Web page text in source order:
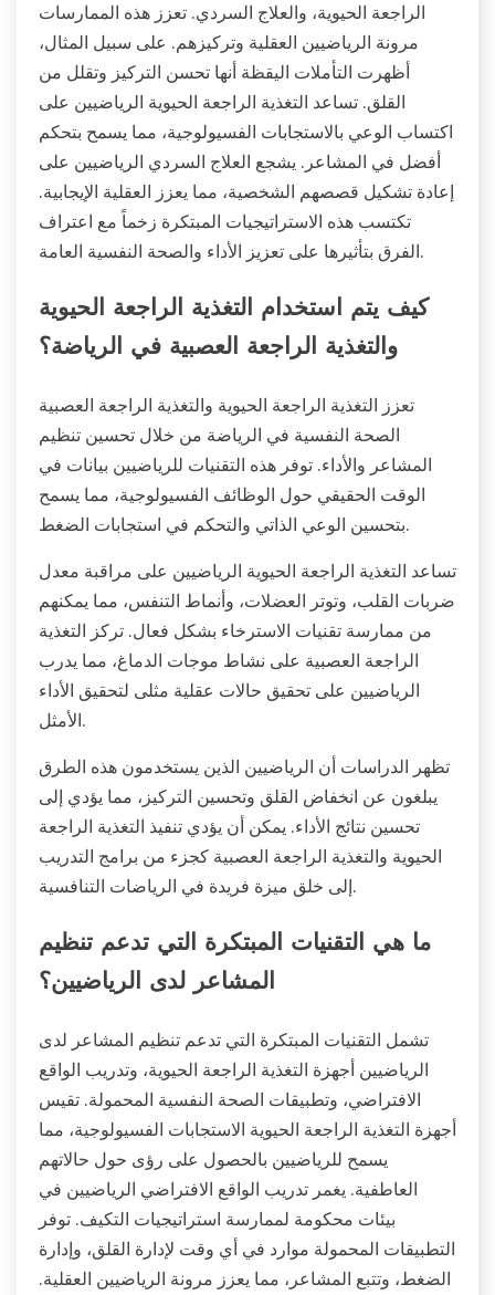
الراجعة الحيوية، والعلاج السردي. تعزز هذه الممارسات
مرونة الرياضيين العقلية وتركيزهم. على سبيل المثال،
أظهرت التأملات اليقظة أنها تحسن التركيز وتقلل من
القلق. تساعد التغذية الراجعة الحيوية الرياضيين على
اكتساب الوعي بالاستجابات الفسيولوجية، مما يسمح بتحكم
أفضل في المشاعر. يشجع العلاج السردي الرياضيين على
إعادة تشكيل قصصهم الشخصية، مما يعزز العقلية الإيجابية.
تكتسب هذه الاستراتيجيات المبتكرة زخماً مع اعتراف
الفرق بتأثيرها على تعزيز الأداء والصحة النفسية العامة.
كيف يتم استخدام التغذية الراجعة الحيوية
والتغذية الراجعة العصبية في الرياضة؟
تعزز التغذية الراجعة الحيوية والتغذية الراجعة العصبية
الصحة النفسية في الرياضة من خلال تحسين تنظيم
المشاعر والأداء. توفر هذه التقنيات للرياضيين بيانات في
الوقت الحقيقي حول الوظائف الفسيولوجية، مما يسمح
بتحسين الوعي الذاتي والتحكم في استجابات الضغط.
تساعد التغذية الراجعة الحيوية الرياضيين على مراقبة معدل
ضربات القلب، وتوتر العضلات، وأنماط التنفس، مما يمكنهم
من ممارسة تقنيات الاسترخاء بشكل فعال. تركز التغذية
الراجعة العصبية على نشاط موجات الدماغ، مما يدرب
الرياضيين على تحقيق حالات عقلية مثلى لتحقيق الأداء
الأمثل.
تظهر الدراسات أن الرياضيين الذين يستخدمون هذه الطرق
يبلغون عن انخفاض القلق وتحسين التركيز، مما يؤدي إلى
تحسين نتائج الأداء. يمكن أن يؤدي تنفيذ التغذية الراجعة
الحيوية والتغذية الراجعة العصبية كجزء من برامج التدريب
إلى خلق ميزة فريدة في الرياضات التنافسية.
ما هي التقنيات المبتكرة التي تدعم تنظيم
المشاعر لدى الرياضيين؟
تشمل التقنيات المبتكرة التي تدعم تنظيم المشاعر لدى
الرياضيين أجهزة التغذية الراجعة الحيوية، وتدريب الواقع
الافتراضي، وتطبيقات الصحة النفسية المحمولة. تقيس
أجهزة التغذية الراجعة الحيوية الاستجابات الفسيولوجية، مما
يسمح للرياضيين بالحصول على رؤى حول حالاتهم
العاطفية. يغمر تدريب الواقع الافتراضي الرياضيين في
بيئات محكومة لممارسة استراتيجيات التكيف. توفر
التطبيقات المحمولة موارد في أي وقت لإدارة القلق، وإدارة
الضغط، وتتبع المشاعر، مما يعزز مرونة الرياضيين العقلية.